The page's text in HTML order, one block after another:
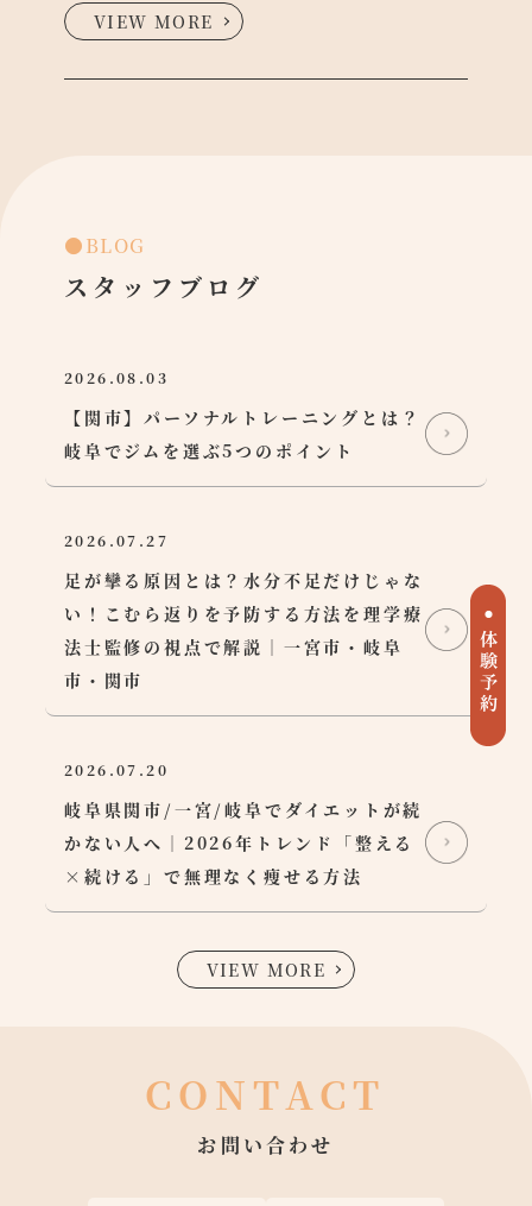
VIEW MORE
●BLOG
スタッフブログ
2026.08.03
【関市】パーソナルトレーニングとは？
岐阜でジムを選ぶ5つのポイント
2026.07.27
足が攣る原因とは？水分不足だけじゃな
い！こむら返りを予防する方法を理学療
法士監修の視点で解説｜一宮市・岐阜
市・関市
2026.07.20
岐阜県関市/一宮/岐阜でダイエットが続
かない人へ｜2026年トレンド「整える
×続ける」で無理なく痩せる方法
VIEW MORE
CONTACT
お問い合わせ